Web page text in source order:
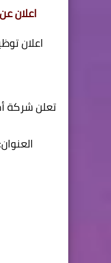
اعلان
اعلان
تعلن شركة
العنوان:٢١٨ش كورنيش النيل بجوار البنك الزراعى امام بنزينه توتال وكار جاز بجوار قسم الوراق -الوراق